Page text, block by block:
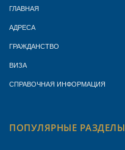
ГЛАВНАЯ
АДРЕСА
ГРАЖДАНСТВО
ВИЗА
СПРАВОЧНАЯ ИНФОРМАЦИЯ
ПОПУЛЯРНЫЕ РАЗДЕЛЫ